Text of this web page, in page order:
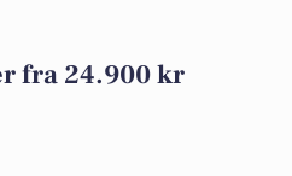
fra 24.900 kr